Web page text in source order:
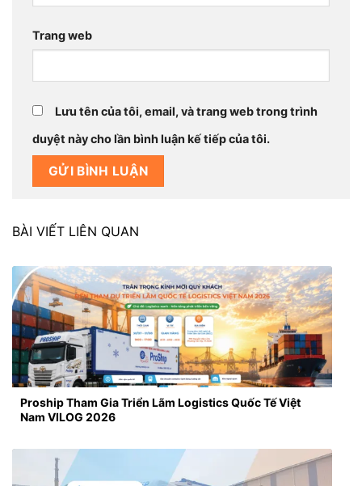
Trang web
Lưu tên của tôi, email, và trang web trong trình
duyệt này cho lần bình luận kế tiếp của tôi.
BÀI VIẾT LIÊN QUAN
Proship Tham Gia Triển Lãm Logistics Quốc Tế Việt
Nam VILOG 2026